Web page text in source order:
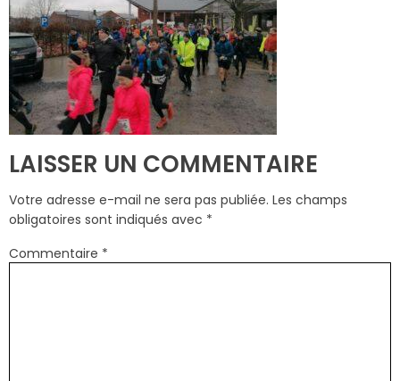
LAISSER UN COMMENTAIRE
Votre adresse e-mail ne sera pas publiée. Les champs
obligatoires sont indiqués avec *
Commentaire *